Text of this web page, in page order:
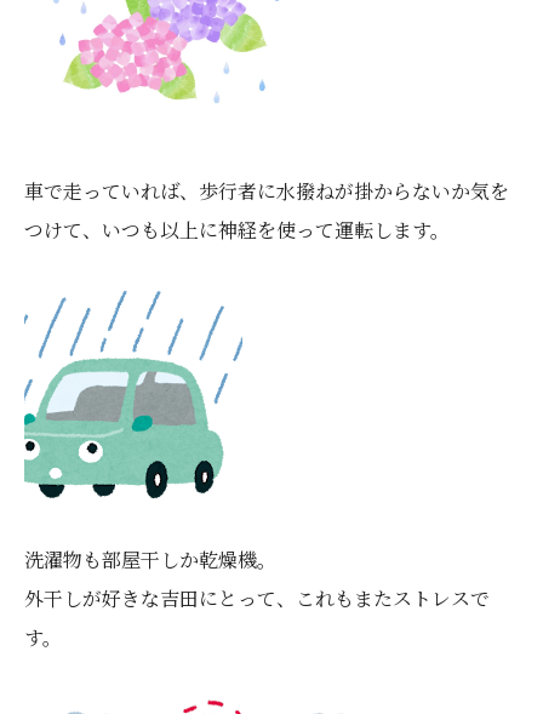
車で走っていれば、歩行者に水撥ねが掛からないか気を
つけて、いつも以上に神経を使って運転します。
洗濯物も部屋干しか乾燥機。
外干しが好きな吉田にとって、これもまたストレスで
す。